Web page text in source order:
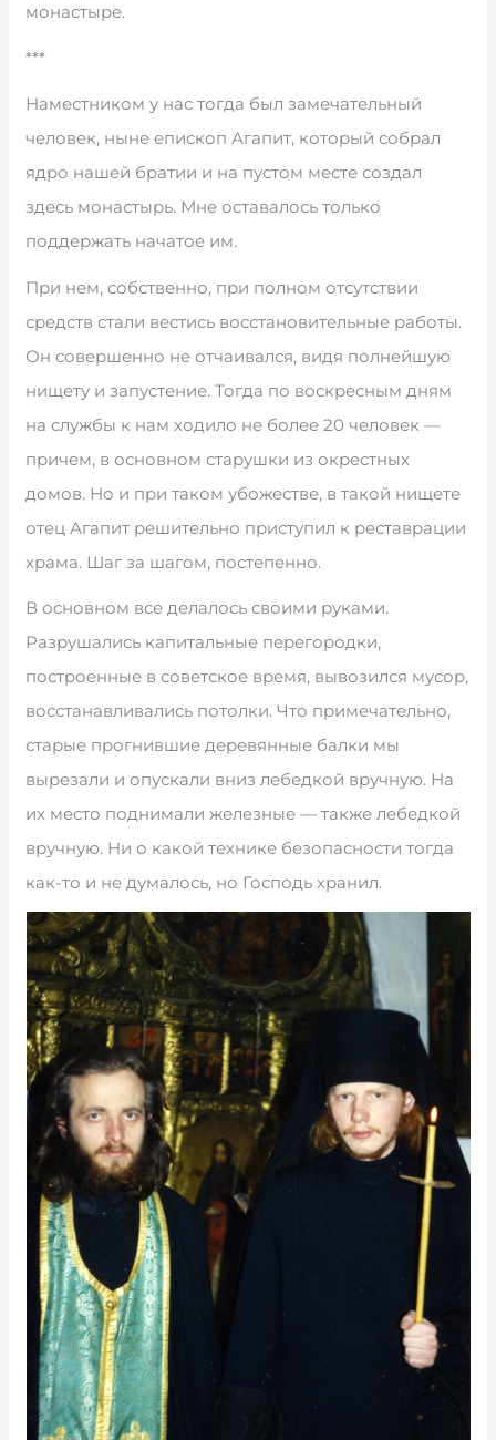
монастыре.
***
Наместником у нас тогда был замечательный
человек, ныне епископ Агапит, который собрал
ядро нашей братии и на пустом месте создал
здесь монастырь. Мне оставалось только
поддержать начатое им.
При нем, собственно, при полном отсутствии
средств стали вестись восстановительные работы.
Он совершенно не отчаивался, видя полнейшую
нищету и запустение. Тогда по воскресным дням
на службы к нам ходило не более 20 человек —
причем, в основном старушки из окрестных
домов. Но и при таком убожестве, в такой нищете
отец Агапит решительно приступил к реставрации
храма. Шаг за шагом, постепенно.
В основном все делалось своими руками.
Разрушались капитальные перегородки,
построенные в советское время, вывозился мусор,
восстанавливались потолки. Что примечательно,
старые прогнившие деревянные балки мы
вырезали и опускали вниз лебедкой вручную. На
их место поднимали железные — также лебедкой
вручную. Ни о какой технике безопасности тогда
как-то и не думалось, но Господь хранил.